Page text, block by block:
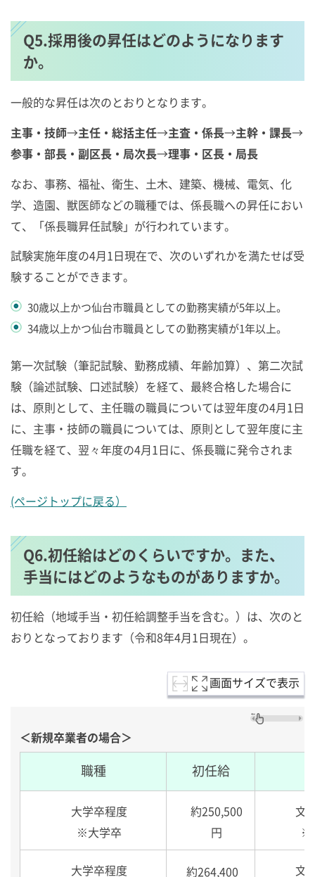
Q5.採用後の昇任はどのようになります
か。
一般的な昇任は次のとおりとなります。
主事・技師→主任・総括主任→主査・係長→主幹・課長→
参事・部長・副区長・局次長→理事・区長・局長
なお、事務、福祉、衛生、土木、建築、機械、電気、化
学、造園、獣医師などの職種では、係長職への昇任におい
て、「係長職昇任試験」が行われています。
試験実施年度の4月1日現在で、次のいずれかを満たせば受
験することができます。
30歳以上かつ仙台市職員としての勤務実績が5年以上。
34歳以上かつ仙台市職員としての勤務実績が1年以上。
第一次試験（筆記試験、勤務成績、年齢加算）、第二次試
験（論述試験、口述試験）を経て、最終合格した場合に
は、原則として、主任職の職員については翌年度の4月1日
に、主事・技師の職員については、原則として翌年度に主
任職を経て、翌々年度の4月1日に、係長職に発令されま
す。
(ページトップに戻る）
Q6.初任給はどのくらいですか。また、
手当にはどのようなものがありますか。
初任給（地域手当・初任給調整手当を含む。）は、次のと
おりとなっております（令和8年4月1日現在）。
画面サイズで表示
＜新規卒業者の場合＞
職種 初任給
大学卒程度
※大学卒
約250,500
円
文
※
大学卒程度
約264,400
文